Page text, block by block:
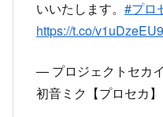
内のサポートよりお
いいたします。#プロ
— プロジェクトセカ